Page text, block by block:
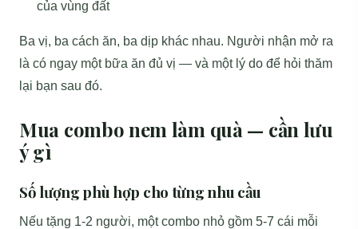
của vùng đất
Ba vị, ba cách ăn, ba dịp khác nhau. Người nhận mở ra
là có ngay một bữa ăn đủ vị — và một lý do để hỏi thăm
lại bạn sau đó.
Mua combo nem làm quà — cần lưu
ý gì
Số lượng phù hợp cho từng nhu cầu
Nếu tặng 1-2 người, một combo nhỏ gồm 5-7 cái mỗi